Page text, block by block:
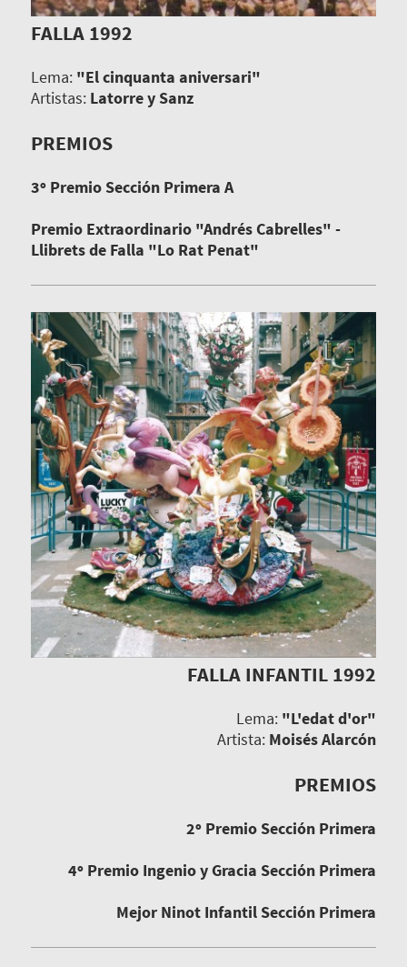
FALLA 1992
Lema: "El cinquanta aniversari"
Artistas: Latorre y Sanz
PREMIOS
3º Premio Sección Primera A
Premio Extraordinario "Andrés Cabrelles" -
Llibrets de Falla "Lo Rat Penat"
FALLA INFANTIL 1992
Lema: "L'edat d'or"
Artista: Moisés Alarcón
PREMIOS
2º Premio Sección Primera
4º Premio Ingenio y Gracia Sección Primera
Mejor Ninot Infantil Sección Primera